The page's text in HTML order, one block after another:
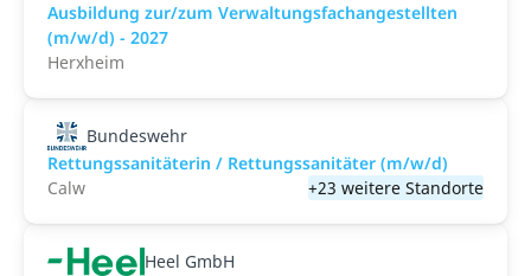
Ausbildung zur/zum Verwaltungsfachangestellten
(m/w/d) - 2027
Herxheim
Bundeswehr
Rettungssanitäterin / Rettungssanitäter (m/w/d)
Calw
+23 weitere Standorte
Heel GmbH